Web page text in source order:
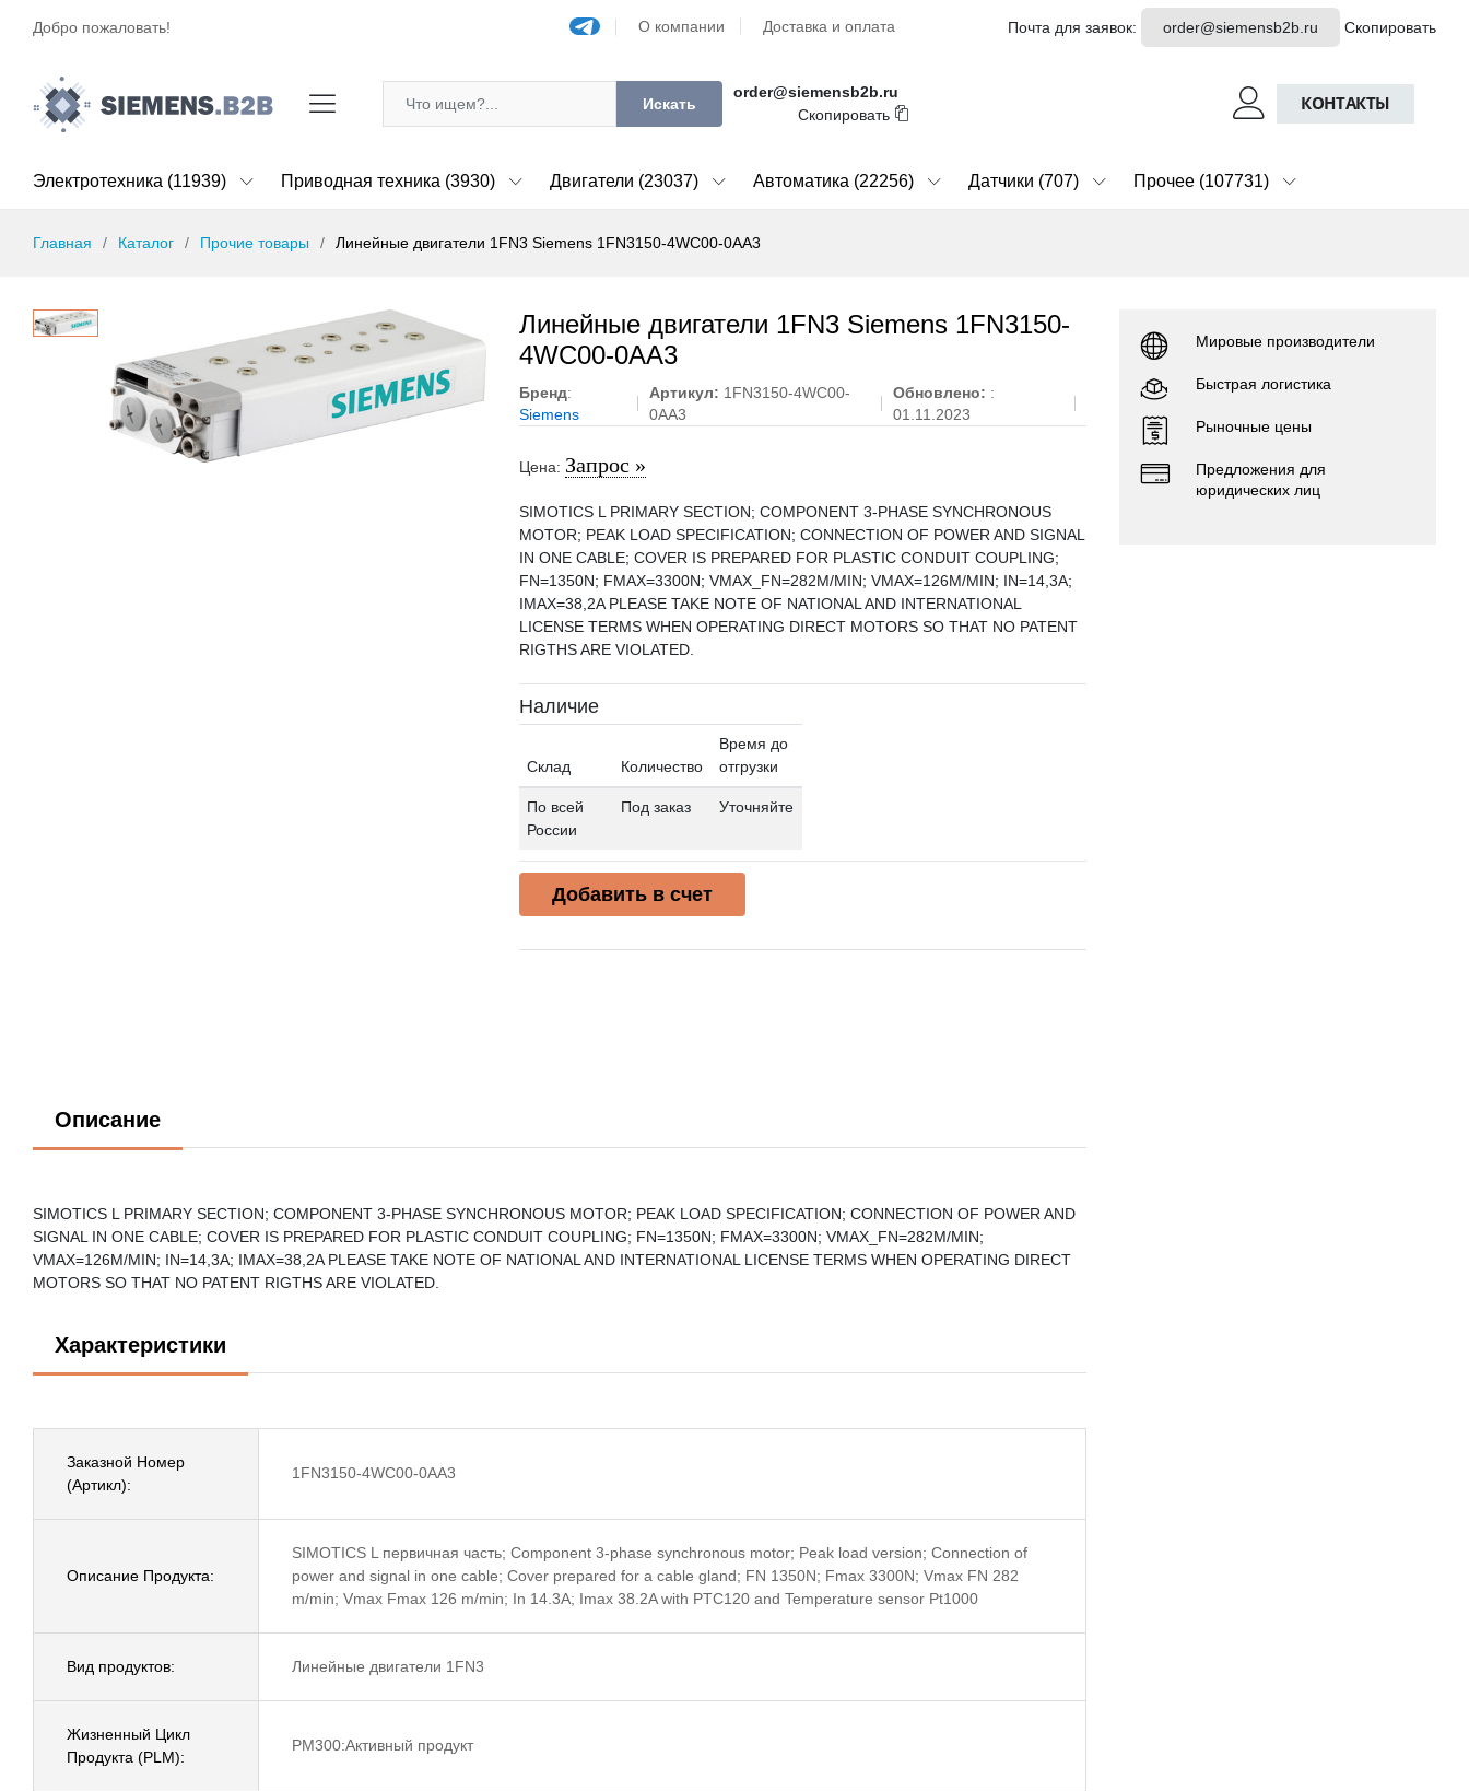
Добро пожаловать! О компании Доставка и оплата Почта для заявок: order@siemensb2b.ru Скопировать
Искать
order@siemensb2b.ru
Скопировать
КОНТАКТЫ
Электротехника (11939) Приводная техника (3930) Двигатели (23037) Автоматика (22256) Датчики (707) Прочее (107731)
Главная Каталог Прочие товары Линейные двигатели 1FN3 Siemens 1FN3150-4WC00-0AA3
Линейные двигатели 1FN3 Siemens 1FN3150-
4WC00-0AA3
Бренд:
Siemens
Артикул: 1FN3150-4WC00-
0AA3
Обновлено: :
01.11.2023
Цена: Запрос »
SIMOTICS L PRIMARY SECTION; COMPONENT 3-PHASE SYNCHRONOUS
MOTOR; PEAK LOAD SPECIFICATION; CONNECTION OF POWER AND SIGNAL
IN ONE CABLE; COVER IS PREPARED FOR PLASTIC CONDUIT COUPLING;
FN=1350N; FMAX=3300N; VMAX_FN=282M/MIN; VMAX=126M/MIN; IN=14,3A;
IMAX=38,2A PLEASE TAKE NOTE OF NATIONAL AND INTERNATIONAL
LICENSE TERMS WHEN OPERATING DIRECT MOTORS SO THAT NO PATENT
RIGTHS ARE VIOLATED.
Наличие
Склад Количество
Время до
отгрузки
По всей
России
Под заказ Уточняйте
Добавить в счет
Описание
SIMOTICS L PRIMARY SECTION; COMPONENT 3-PHASE SYNCHRONOUS MOTOR; PEAK LOAD SPECIFICATION; CONNECTION OF POWER AND
SIGNAL IN ONE CABLE; COVER IS PREPARED FOR PLASTIC CONDUIT COUPLING; FN=1350N; FMAX=3300N; VMAX_FN=282M/MIN;
VMAX=126M/MIN; IN=14,3A; IMAX=38,2A PLEASE TAKE NOTE OF NATIONAL AND INTERNATIONAL LICENSE TERMS WHEN OPERATING DIRECT
MOTORS SO THAT NO PATENT RIGTHS ARE VIOLATED.
Характеристики
Заказной Номер
(Артикл):
1FN3150-4WC00-0AA3
Описание Продукта:
SIMOTICS L первичная часть; Component 3-phase synchronous motor; Peak load version; Connection of
power and signal in one cable; Cover prepared for a cable gland; FN 1350N; Fmax 3300N; Vmax FN 282
m/min; Vmax Fmax 126 m/min; In 14.3A; Imax 38.2A with PTC120 and Temperature sensor Pt1000
Вид продуктов: Линейные двигатели 1FN3
Жизненный Цикл
Продукта (PLM):
PM300:Активный продукт
Мировые производители
Быстрая логистика
Рыночные цены
Предложения для
юридических лиц